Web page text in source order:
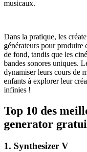
musicaux.
Dans la pratique, les
générateurs pour produire
de fond, tandis que les
bandes sonores uniques.
dynamiser leurs cours de
enfants à explorer leur
infinies !
Top 10 des
generator
1. Synthesizer V